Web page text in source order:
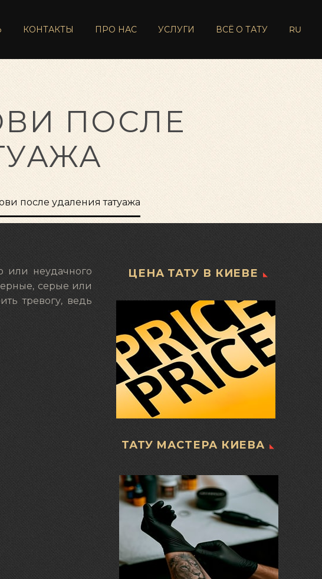
КОНТАКТЫ ПРО НАС УСЛУГИ ВСЁ О ТАТУ RU
ПОСЛЕ
после удаления татуажа
или неудачного
серые или
тревогу, ведь
ЦЕНА ТАТУ В КИЕВЕ
ТАТУ МАСТЕРА КИЕВА